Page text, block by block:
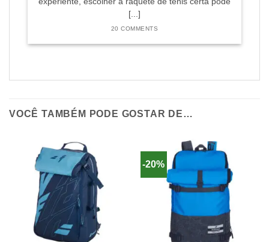
[...]
20 COMMENTS
VOCÊ TAMBÉM PODE GOSTAR DE…
-20%